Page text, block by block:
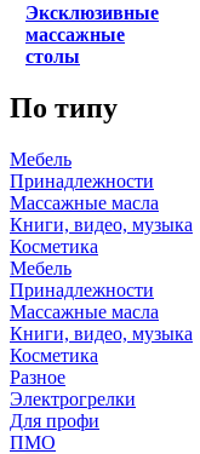
Эксклюзивные
массажные
столы
По типу
Мебель
Принадлежности
Массажные масла
Книги, видео, музыка
Косметика
Мебель
Принадлежности
Массажные масла
Книги, видео, музыка
Косметика
Разное
Электрогрелки
Для профи
ПМО